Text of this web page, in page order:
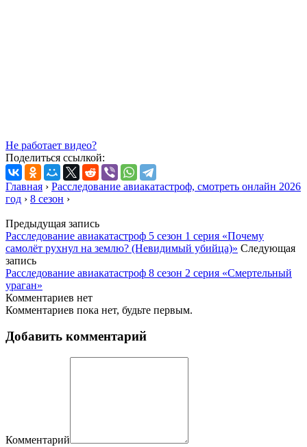
Не работает видео?
Поделиться ссылкой:
Главная › Расследование авиакатастроф, смотреть онлайн 2026
год › 8 сезон ›
Предыдущая запись
Расследование авиакатастроф 5 сезон 1 серия «Почему
самолёт рухнул на землю? (Невидимый убийца)» Следующая
запись
Расследование авиакатастроф 8 сезон 2 серия «Смертельный
ураган»
Комментариев нет
Комментариев пока нет, будьте первым.
Добавить комментарий
Комментарий